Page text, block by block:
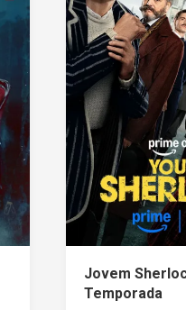
Jovem
Temporada